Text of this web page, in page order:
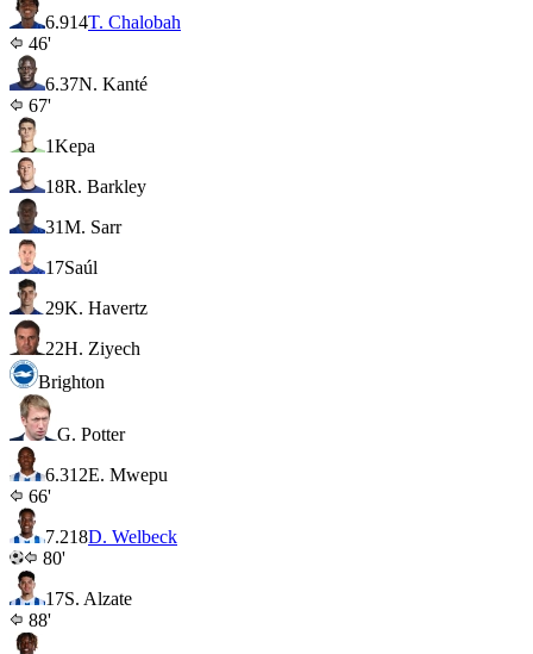
6.914T. Chalobah
46'
6.37N. Kanté
67'
1Kepa
18R. Barkley
31M. Sarr
17Saúl
29K. Havertz
22H. Ziyech
Brighton
G. Potter
6.312E. Mwepu
66'
7.218D. Welbeck
80'
17S. Alzate
88'